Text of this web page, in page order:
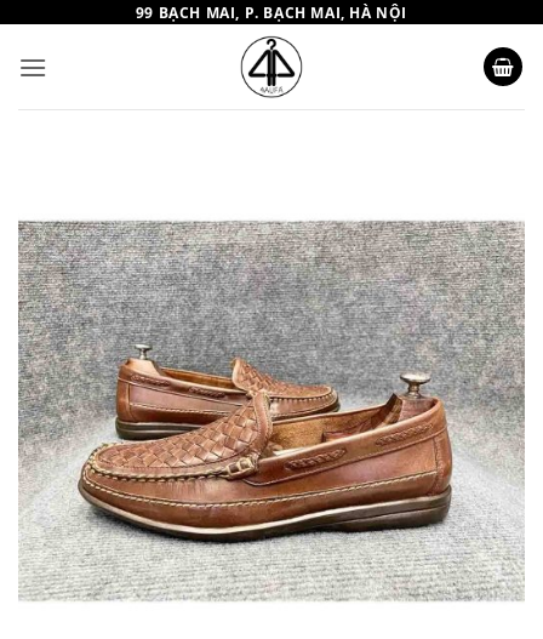
nội
dung
99 BẠCH MAI, P. BẠCH MAI, HÀ NỘI